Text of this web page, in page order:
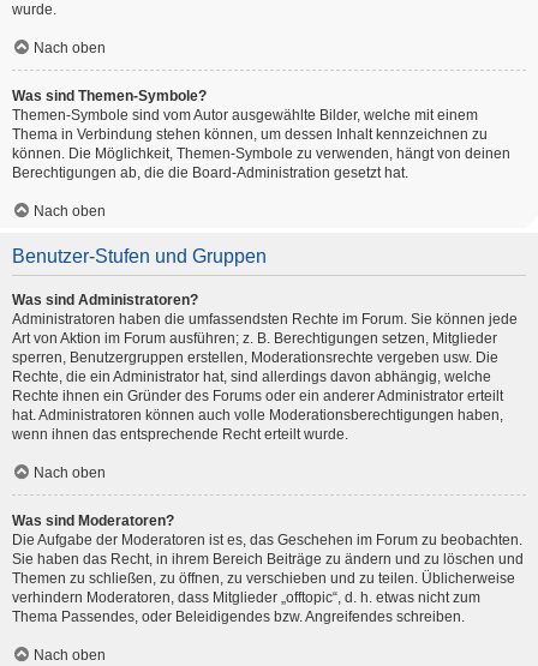
wurde.
Nach oben
Was sind Themen-Symbole?
Themen-Symbole sind vom Autor ausgewählte Bilder, welche mit einem
Thema in Verbindung stehen können, um dessen Inhalt kennzeichnen zu
können. Die Möglichkeit, Themen-Symbole zu verwenden, hängt von deinen
Berechtigungen ab, die die Board-Administration gesetzt hat.
Nach oben
Benutzer-Stufen und Gruppen
Was sind Administratoren?
Administratoren haben die umfassendsten Rechte im Forum. Sie können jede
Art von Aktion im Forum ausführen; z. B. Berechtigungen setzen, Mitglieder
sperren, Benutzergruppen erstellen, Moderationsrechte vergeben usw. Die
Rechte, die ein Administrator hat, sind allerdings davon abhängig, welche
Rechte ihnen ein Gründer des Forums oder ein anderer Administrator erteilt
hat. Administratoren können auch volle Moderationsberechtigungen haben,
wenn ihnen das entsprechende Recht erteilt wurde.
Nach oben
Was sind Moderatoren?
Die Aufgabe der Moderatoren ist es, das Geschehen im Forum zu beobachten.
Sie haben das Recht, in ihrem Bereich Beiträge zu ändern und zu löschen und
Themen zu schließen, zu öffnen, zu verschieben und zu teilen. Üblicherweise
verhindern Moderatoren, dass Mitglieder „offtopic“, d. h. etwas nicht zum
Thema Passendes, oder Beleidigendes bzw. Angreifendes schreiben.
Nach oben